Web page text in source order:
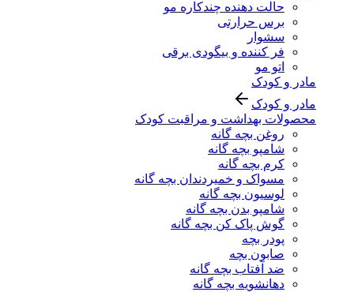
حالت دهنده چندکاره مو
برس حرارتی
سشوار
فر کننده و بیگودی برقی
اتو مو
مادر و کودک
مادر و کودک
محصولات بهداشت و مراقبت کودک
روغن بچه گانه
شامپو بچه گانه
کرم بچه گانه
مسواک و خمیردندان بچه گانه
لوسیون بچه گانه
شامپو بدن بچه گانه
گوش پاک کن بچه گانه
پودر بچه
صابون بچه
ضد آفتاب بچه گانه
دهانشویه بچه گانه